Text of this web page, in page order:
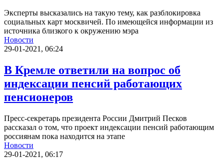
Эксперты высказались на такую тему, как разблокировка
социальных карт москвичей. По имеющейся информации из
источника близкого к окружению мэра
Новости
29-01-2021, 06:24
В Кремле ответили на вопрос об
индексации пенсий работающих
пенсионеров
Пресс-секретарь президента России Дмитрий Песков
рассказал о том, что проект индексации пенсий работающим
россиянам пока находится на этапе
Новости
29-01-2021, 06:17